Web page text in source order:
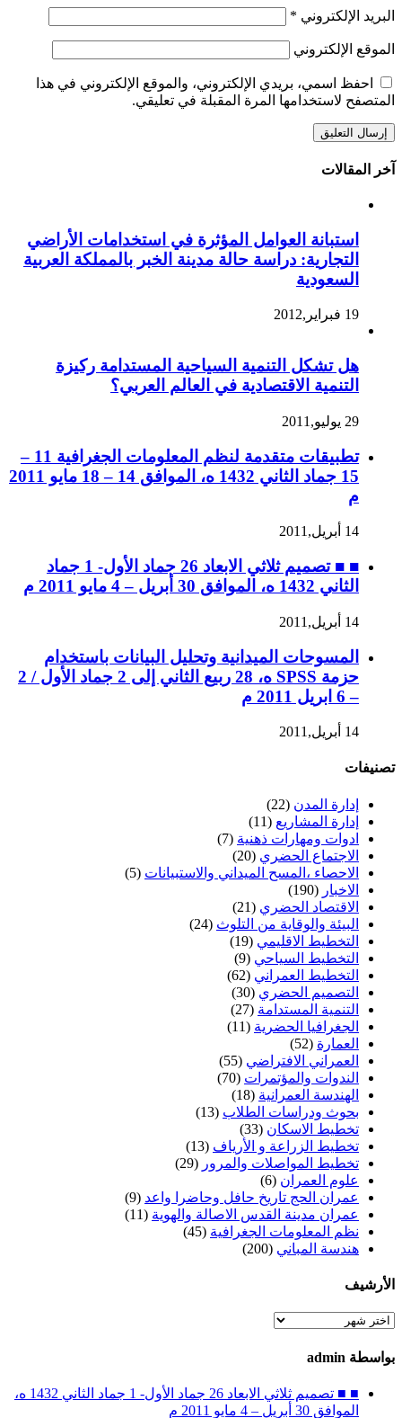
البريد الإلكتروني *
الموقع الإلكتروني
احفظ اسمي، بريدي الإلكتروني، والموقع الإلكتروني في هذا
المتصفح لاستخدامها المرة المقبلة في تعليقي.
آخر المقالات
استبانة العوامل المؤثرة في استخدامات الأراضي
التجارية: دراسة حالة مدينة الخبر بالمملكة العربية
السعودية
19 فبراير,2012
هل تشكل التنمية السياحية المستدامة ركيزة
التنمية الاقتصادية في العالم العربي؟
29 يوليو,2011
تطبيقات متقدمة لنظم المعلومات الجغرافية 11 –
15 جماد الثاني 1432 ه، الموافق 14 – 18 مايو 2011
م
14 أبريل,2011
■ ■ تصميم ثلاثي الابعاد 26 جماد الأول- 1 جماد
الثاني 1432 ه، الموافق 30 أبريل – 4 مايو 2011 م
14 أبريل,2011
المسوحات الميدانية وتحليل البيانات باستخدام
حزمة SPSS ه، 28 ربيع الثاني إلى 2 جماد الأول / 2
– 6 ابريل 2011 م
14 أبريل,2011
تصنيفات
إدارة المدن (22)
إدارة المشاريع (11)
ادوات ومهارات ذهنية (7)
الاجتماع الحضري (20)
الاحصاء ،المسح الميداني والاستبيانات (5)
الاخبار (190)
الاقتصاد الحضري (21)
البيئة والوقاية من التلوث (24)
التخطيط الاقليمي (19)
التخطيط السياحي (9)
التخطيط العمراني (62)
التصميم الحضري (30)
التنمية المستدامة (27)
الجغرافيا الحضرية (11)
العمارة (52)
العمراني الافتراضي (55)
الندوات والمؤتمرات (70)
الهندسة العمرانية (18)
بحوث ودراسات الطلاب (13)
تخطيط الاسكان (33)
تخطيط الزراعة و الأرياف (13)
تخطيط المواصلات والمرور (29)
علوم العمران (6)
عمران الحج تاريخ حافل وحاضرا واعد (9)
عمران مدينة القدس الاصالة والهوية (11)
نظم المعلومات الجغرافية (45)
هندسة المباني (200)
الأرشيف
الأرشيف
بواسطة admin
■ ■ تصميم ثلاثي الابعاد 26 جماد الأول- 1 جماد الثاني 1432 ه،
الموافق 30 أبريل – 4 مايو 2011 م